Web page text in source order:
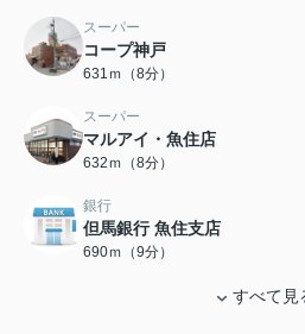
スーパー
コープ神戸
631ｍ（8分）
スーパー
マルアイ・魚住店
632ｍ（8分）
銀行
但馬銀行 魚住支店
690ｍ（9分）
すべて見